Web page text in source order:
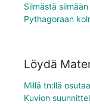
Silmästä silmään
Pythagoraan
Löydä
Millä tn:llä
Kuvion